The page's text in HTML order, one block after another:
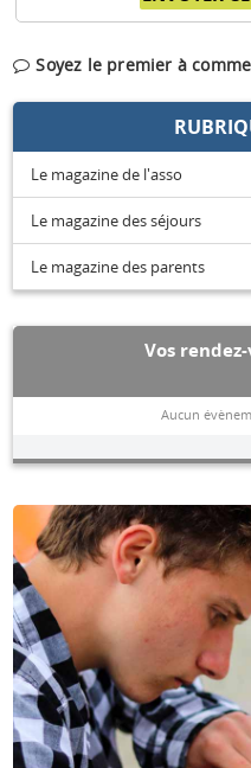
Soyez le premier à
Le magazine de l'asso
Le magazine des séjours
Le magazine des parents
Vos
Aucun